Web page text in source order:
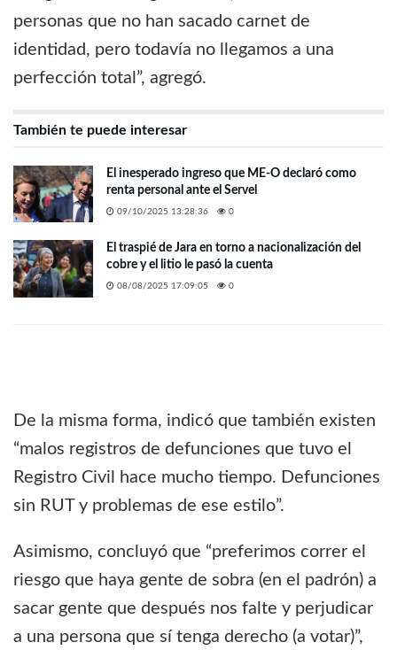
personas que no han sacado carnet de
identidad, pero todavía no llegamos a una
perfección total”, agregó.
También te puede interesar
El inesperado ingreso que ME-O declaró como
renta personal ante el Servel
09/10/2025 13:28:36 0
El traspié de Jara en torno a nacionalización del
cobre y el litio le pasó la cuenta
08/08/2025 17:09:05 0
De la misma forma, indicó que también existen
“malos registros de defunciones que tuvo el
Registro Civil hace mucho tiempo. Defunciones
sin RUT y problemas de ese estilo”.
Asimismo, concluyó que “preferimos correr el
riesgo que haya gente de sobra (en el padrón) a
sacar gente que después nos falte y perjudicar
a una persona que sí tenga derecho (a votar)”,